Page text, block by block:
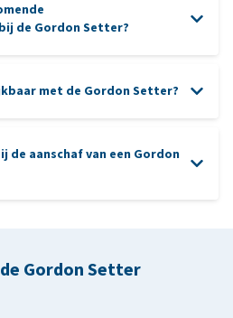
gebit
de Gordon Setter?
maagdraaiing
met de Gordon Setter?
hij veel beweging nodig.
de aanschaf van een Gordon
Gordon Setter